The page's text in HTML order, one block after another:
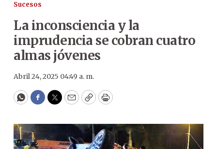
Sucesos
La inconsciencia y la
imprudencia se cobran cuatro
almas jóvenes
Abril 24, 2025 04:49 a. m.
WhatsApp
Facebook
Twitter
EmailCopyPrint